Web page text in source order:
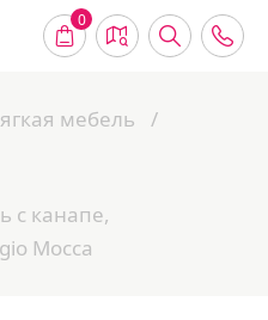
0
мебель
с канапе,
Mocca